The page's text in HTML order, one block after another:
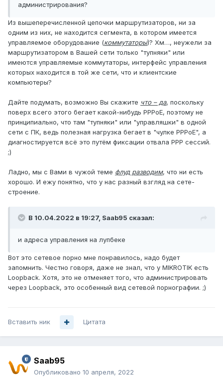
администрирования?
Из вышеперечисленной цепочки маршрутизаторов, ни за
одним из них, не находится сегмента, в котором имеется
управляемое оборудование (коммутаторы)? Хм…, неужели за
маршрутизатором в Вашей сети только "тупняки" или
имеются управляемые коммутаторы, интерфейс управления
которых находится в той же сети, что и клиентские
компьютеры?
Дайте подумать, возможно Вы скажите что – да, поскольку
поверх всего этого бегает какой-нибудь PPPoE, поэтому не
принципиально, что там "тупняки" или "управляшки" в одной
сети с ПК, ведь полезная нагрузка бегает в "чулке PPPoE", а
диагностируется всё это путём фиксации отвала PPP сессий.
;)
Ладно, мы с Вами в чужой теме флуд разводим, что ни есть
хорошо. И ежу понятно, что у нас разный взгляд на сете-
строение.
В 10.04.2022 в 19:27, Saab95 сказал:
и адреса управления на лупбеке
Вот это сетевое порно мне понравилось, надо будет
запомнить. Честно говоря, даже не знал, что у MIKROTIK есть
Loopback. Хотя, это не отменяет того, что администрировать
через Loopback, это особенный вид сетевой порнографии. ;)
Вставить ник Цитата
Saab95
Опубликовано 10 апреля, 2022